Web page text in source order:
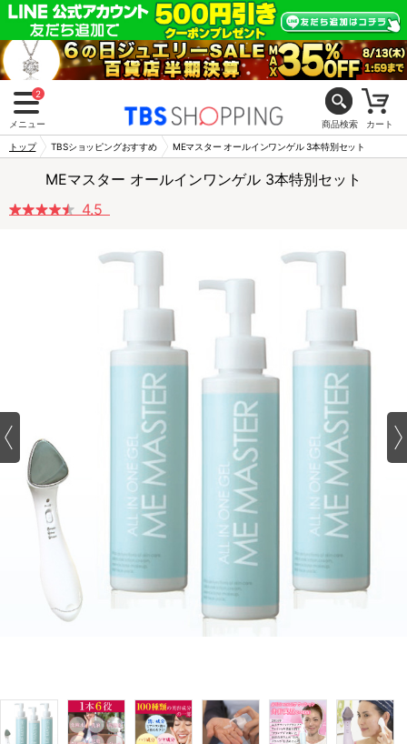
2
メニュー 商品検索 カート
トップ TBSショッピングおすすめ MEマスター オールインワンゲル 3本特別セット
MEマスター オールインワンゲル 3本特別セット
4.5